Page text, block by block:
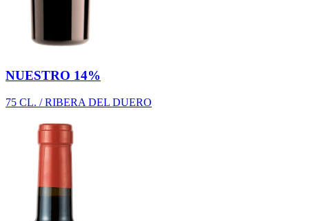
NUESTRO 14%
75 CL. / RIBERA DEL DUERO